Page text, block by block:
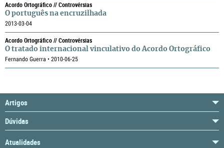
Acordo Ortográfico // Controvérsias
O português na encruzilhada
2013-03-04
Acordo Ortográfico // Controvérsias
O tratado internacional vinculativo do Acordo Ortográfico
Fernando Guerra • 2010-06-25
Artigos
Dúvidas
Atualidades